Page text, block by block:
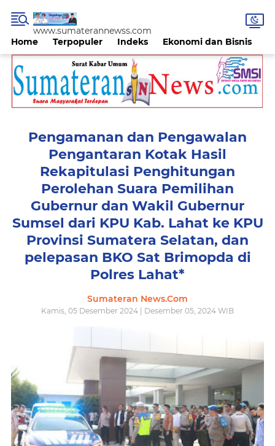
Home Terpopuler Indeks Ekonomi dan Bisnis
www.sumaterannewss.com
Pengamanan dan Pengawalan
Pengantaran Kotak Hasil
Rekapitulasi Penghitungan
Perolehan Suara Pemilihan
Gubernur dan Wakil Gubernur
Sumsel dari KPU Kab. Lahat ke KPU
Provinsi Sumatera Selatan, dan
pelepasan BKO Sat Brimopda di
Polres Lahat*
Sumateran News.Com
Kamis, 05 Desember 2024 | Desember 05, 2024 WIB